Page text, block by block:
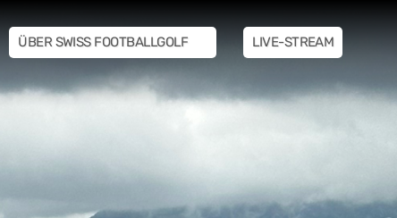
ÜBER SWISS FOOTBALLGOLF LIVE-STREAM